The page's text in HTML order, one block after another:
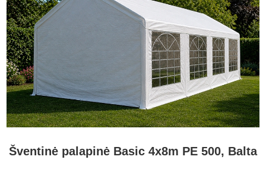
Šventinė palapinė Basic 4x8m PE 500, Balta